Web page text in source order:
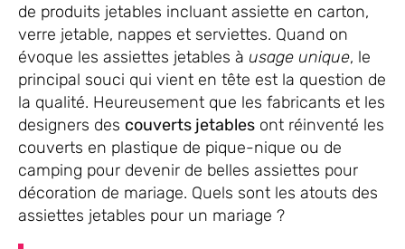
de produits jetables incluant assiette en carton,
verre jetable, nappes et serviettes. Quand on
évoque les assiettes jetables à usage unique, le
principal souci qui vient en tête est la question de
la qualité. Heureusement que les fabricants et les
designers des couverts jetables ont réinventé les
couverts en plastique de pique-nique ou de
camping pour devenir de belles assiettes pour
décoration de mariage. Quels sont les atouts des
assiettes jetables pour un mariage ?